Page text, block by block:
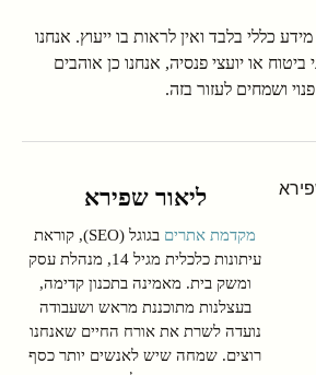
כללי בלבד ואין לראות בו ייעוץ. אנחנו
או יועצי פנסיה, אנחנו כן אוהבים
ושמחים לעזור בזה.
ליאור שפירא
מקדמת אתרים
בגוגל (SEO), קוראת
עיתונות כלכלית מגיל 14, מנהלת עסק
ומשק בית. מאמינה בתכנון קדימה,
בעצלנות מתוכננת מראש ושעבודה
נועדה לשרת את אורח החיים שאנחנו
רוצים. שמחה שיש לאנשים יותר כסף